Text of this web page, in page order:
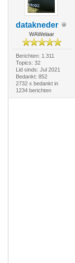
datakneder
WAWelaar
Berichten: 1.311
Topics: 32
Lid sinds: Jul 2021
Bedankt: 852
2732 x bedankt in
1234 berichten